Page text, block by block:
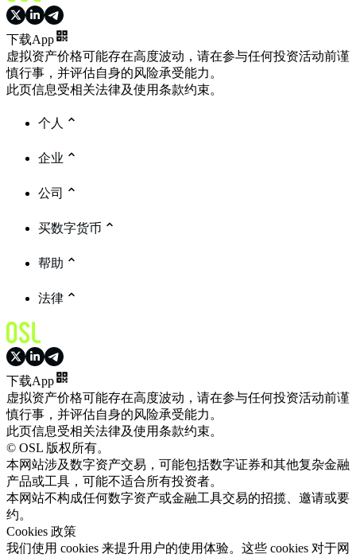
下载App
虚拟资产价格可能存在高度波动，请在参与任何投资活动前谨
慎行事，并评估自身的风险承受能力。
此页信息受相关法律及使用条款约束。
个人
企业
公司
买数字货币
帮助
法律
下载App
虚拟资产价格可能存在高度波动，请在参与任何投资活动前谨
慎行事，并评估自身的风险承受能力。
此页信息受相关法律及使用条款约束。
© OSL 版权所有。
本网站涉及数字资产交易，可能包括数字证券和其他复杂金融
产品或工具，可能不适合所有投资者。
本网站不构成任何数字资产或金融工具交易的招揽、邀请或要
约。
Cookies 政策
我们使用 cookies 来提升用户的使用体验。这些 cookies 对于网